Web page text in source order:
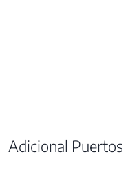
Adicional Puertos